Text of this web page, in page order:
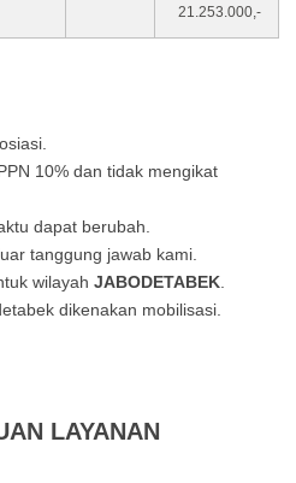
21.253.000,-
10% dan tidak mengikat
dapat berubah.
tanggung jawab kami.
wilayah JABODETABEK.
dikenakan mobilisasi.
LAYANAN